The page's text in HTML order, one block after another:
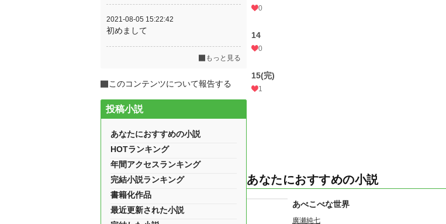
0
14
0
15(完)
1
あなたにおすすめの小説
あべこべな世界
廣瀬純七
2021-08-05 15:22:42
初めまして
もっと見る
このコンテンツについて報告する
投稿小説
あなたにおすすめの小説
HOTランキング
年間アクセスランキング
完結小説ランキング
書籍化作品
最近更新された小説